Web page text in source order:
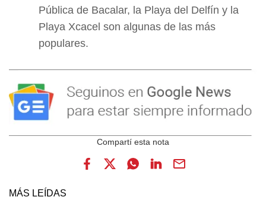
Pública de Bacalar, la Playa del Delfín y la
Playa Xcacel son algunas de las más
populares.
MÁS LEÍDAS